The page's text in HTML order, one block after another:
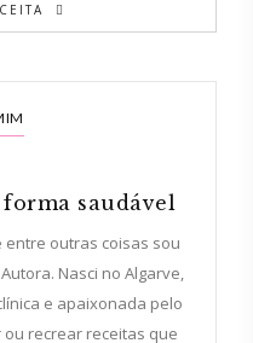
saudável
entre outras coisas sou
Nasci no Algarve,
e apaixonada pelo
recrear receitas que